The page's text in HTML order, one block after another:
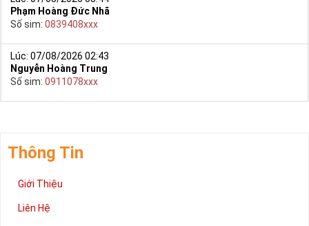
Phạm Hoàng Đức Nhã
Số sim: 0839408xxx
Lúc: 07/08/2026 02:43
Nguyễn Hoàng Trung
Số sim: 0911078xxx
Thông Tin
Giới Thiệu
Liên Hệ